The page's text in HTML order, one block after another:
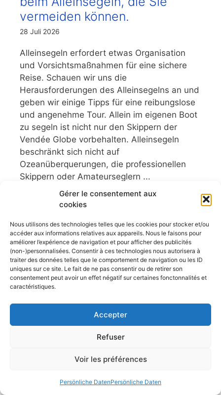
Gérer le consentement aux
cookies
Nous utilisons des technologies telles que les cookies pour stocker et/ou
accéder aux informations relatives aux appareils. Nous le faisons pour
améliorer l’expérience de navigation et pour afficher des publicités
(non-)personnalisées. Consentir à ces technologies nous autorisera à
traiter des données telles que le comportement de navigation ou les ID
uniques sur ce site. Le fait de ne pas consentir ou de retirer son
consentement peut avoir un effet négatif sur certaines fonctonnalités et
caractéristiques.
Accepter
Refuser
Voir les préférences
Persönliche DatenPersönliche Daten
vermeiden können.
28 Juli 2026
Alleinsegeln erfordert etwas Organisation
und Vorsichtsmaßnahmen für eine sichere
Reise. Schauen wir uns die
Herausforderungen des Alleinsegelns an und
geben wir einige Tipps für eine reibungslose
und angenehme Tour. Allein im eigenen Boot
zu segeln ist nicht nur den Skippern der
Vendée Globe vorbehalten. Alleinsegeln
beschränkt sich nicht auf
Ozeanüberquerungen, die professionellen
Skippern oder Amateurseglern ...
Artikel lesen
Conseils et astuces pour la navigation et
l'entretien de votre bateau,
Les plus belles croisières, simples et
Les meilleurs voiliers d'hier et aujourd'hui.
Annonces bateaux gratuites
Un site qui vulgarise la voile, à destination